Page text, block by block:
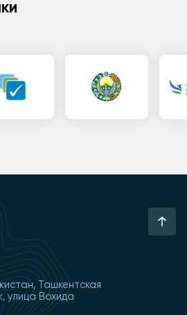
Ташкентская
улица Вохида